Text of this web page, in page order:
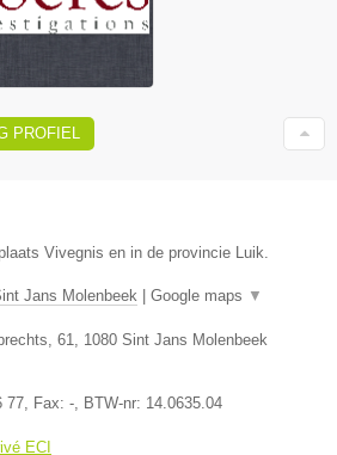
PROFIEL
Vivegnis en in de provincie Luik.
Jans Molenbeek | Google maps ▼
61 1080 Sint Jans Molenbeek
77 , Fax: - , BTW-nr: 14.0635.04
ECI